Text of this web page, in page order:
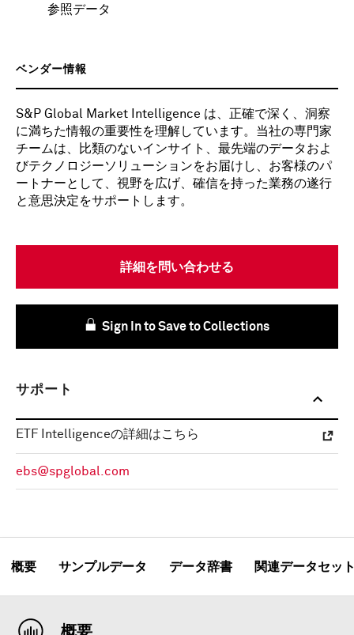
参照データ
ベンダー情報
S&P Global Market Intelligence は、正確で深く、洞察
に満ちた情報の重要性を理解しています。当社の専門家
チームは、比類のないインサイト、最先端のデータおよ
びテクノロジーソリューションをお届けし、お客様のパ
ートナーとして、視野を広げ、確信を持った業務の遂行
と意思決定をサポートします。
詳細を問い合わせる
Sign In to Save to Collections
サポート
ETF Intelligenceの詳細はこちら
ebs@spglobal.com
概要 サンプルデータ データ辞書 関連データセッ